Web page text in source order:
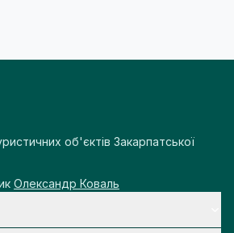
об'єктів Закарпатської
Олександр Коваль